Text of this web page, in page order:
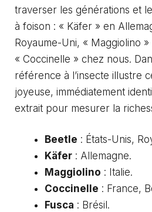
traverser les générations et
à foison : « Käfer » en
Royaume-Uni, « Maggiolino »
« Coccinelle » chez nous.
référence à l’insecte illustre
joyeuse, immédiatement
extrait pour mesurer la
Beetle : États-Unis,
Käfer : Allemagne.
Maggiolino : Italie.
Coccinelle : France,
Fusca : Brésil.